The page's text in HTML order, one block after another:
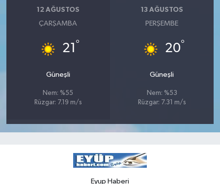
12 AĞUSTOS
ÇARŞAMBA
21 °
Güneşli
Nem: %55
Rüzgar: 7.19 m/s
13 AĞUSTOS
PERŞEMBE
20°
Güneşli
Nem: %53
Rüzgar: 7.31 m/s
Eyup Haberi